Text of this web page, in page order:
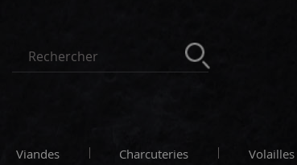
Viandes Charcuteries Volailles